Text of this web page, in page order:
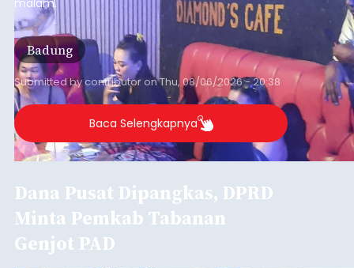
malam.
Badung
Submitted bycontributoronThu, 08/06/2026 - 20:38
Baca Selengkapnya
Dana Pusat Dipangkas, DPRD
Minta Pemkab Tabanan
Genjot PAD